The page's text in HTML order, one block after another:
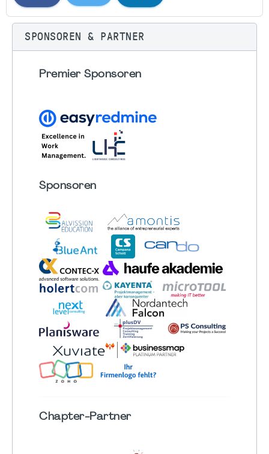
SPONSOREN & PARTNER
Premier Sponsoren
Sponsoren
Chapter-Partner